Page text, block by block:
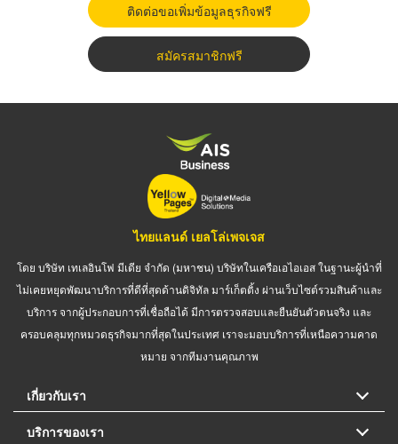
ติดต่อขอเพิ่มข้อมูลธุรกิจฟรี
สมัครสมาชิกฟรี
ไทยแลนด์ เยลโล่เพจเจส
โดย บริษัท เทเลอินโฟ มีเดีย จำกัด (มหาชน) บริษัทในเครือเอไอเอส ในฐานะผู้นำที่
ไม่เคยหยุดพัฒนาบริการที่ดีที่สุดด้านดิจิทัล มาร์เก็ตติ้ง ผ่านเว็บไซต์รวมสินค้าและ
บริการ จากผู้ประกอบการที่เชื่อถือได้ มีการตรวจสอบและยืนยันตัวตนจริง และ
ครอบคลุมทุกหมวดธุรกิจมากที่สุดในประเทศ เราจะมอบบริการที่เหนือความคาด
หมาย จากทีมงานคุณภาพ
เกี่ยวกับเรา
บริการของเรา